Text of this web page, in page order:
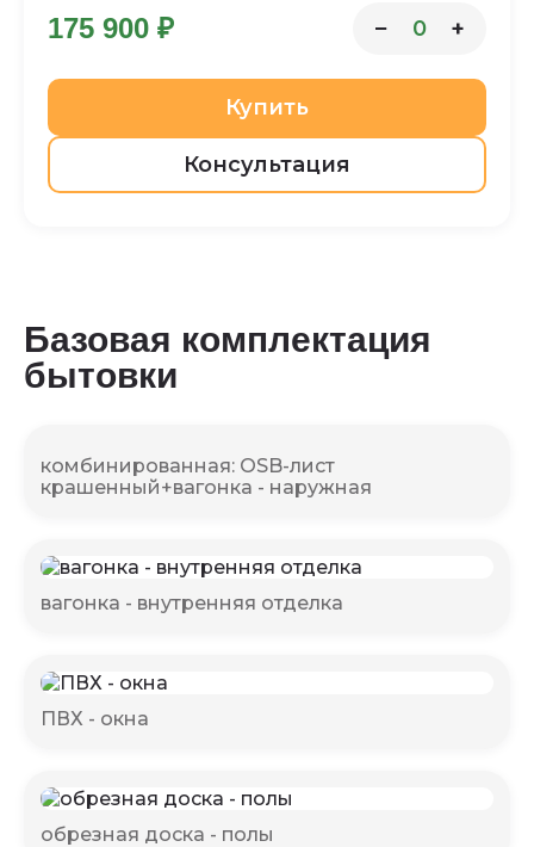
175 900 ₽ − 0 +
Купить
Консультация
Базовая комплектация
бытовки
комбинированная: OSB-лист
крашенный+вагонка - наружная
вагонка - внутренняя отделка
ПВХ - окна
обрезная доска - полы